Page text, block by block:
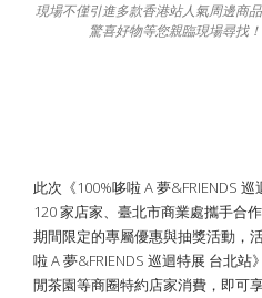
現場不僅引進多款香港站人氣周邊商
驚喜好物等您親臨現場尋找
此次《100%哆啦 A 夢&FRIENDS
120 家店家、臺北市商業處攜手合
期間限定的專屬優惠與抽獎活動，
啦 A 夢&FRIENDS 巡迴特展 台北
閒茶園等商圈特約店家消費，即可